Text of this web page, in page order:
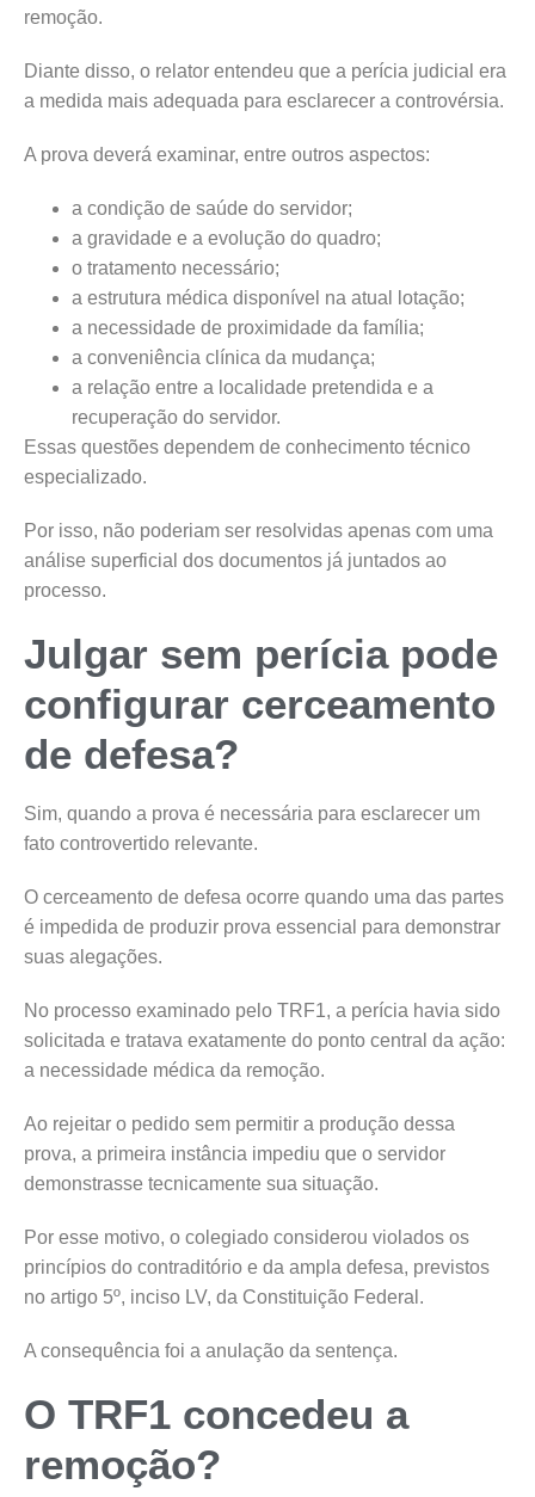
remoção.
Diante disso, o relator entendeu que a perícia judicial era
a medida mais adequada para esclarecer a controvérsia.
A prova deverá examinar, entre outros aspectos:
a condição de saúde do servidor;
a gravidade e a evolução do quadro;
o tratamento necessário;
a estrutura médica disponível na atual lotação;
a necessidade de proximidade da família;
a conveniência clínica da mudança;
a relação entre a localidade pretendida e a
recuperação do servidor.
Essas questões dependem de conhecimento técnico
especializado.
Por isso, não poderiam ser resolvidas apenas com uma
análise superficial dos documentos já juntados ao
processo.
Julgar sem perícia pode
configurar cerceamento
de defesa?
Sim, quando a prova é necessária para esclarecer um
fato controvertido relevante.
O cerceamento de defesa ocorre quando uma das partes
é impedida de produzir prova essencial para demonstrar
suas alegações.
No processo examinado pelo TRF1, a perícia havia sido
solicitada e tratava exatamente do ponto central da ação:
a necessidade médica da remoção.
Ao rejeitar o pedido sem permitir a produção dessa
prova, a primeira instância impediu que o servidor
demonstrasse tecnicamente sua situação.
Por esse motivo, o colegiado considerou violados os
princípios do contraditório e da ampla defesa, previstos
no artigo 5º, inciso LV, da Constituição Federal.
A consequência foi a anulação da sentença.
O TRF1 concedeu a
remoção?